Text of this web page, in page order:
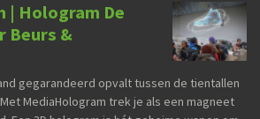
| Hologram De
Beurs &
gegarandeerd opvalt tussen de tientallen
MediaHologram trek je als een magneet